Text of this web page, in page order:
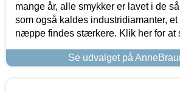
mange år, alle smykker er lavet i de
som også kaldes industridiamanter,
næppe findes stærkere. Klik her for at
Se udvalget på